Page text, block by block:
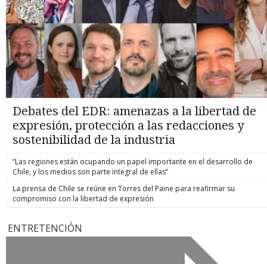
Debates del EDR: amenazas a la libertad de
expresión, protección a las redacciones y
sostenibilidad de la industria
“Las regiones están ocupando un papel importante en el desarrollo de
Chile, y los medios son parte integral de ellas”
La prensa de Chile se reúne en Torres del Paine para reafirmar su
compromiso con la libertad de expresión
ENTRETENCIÓN